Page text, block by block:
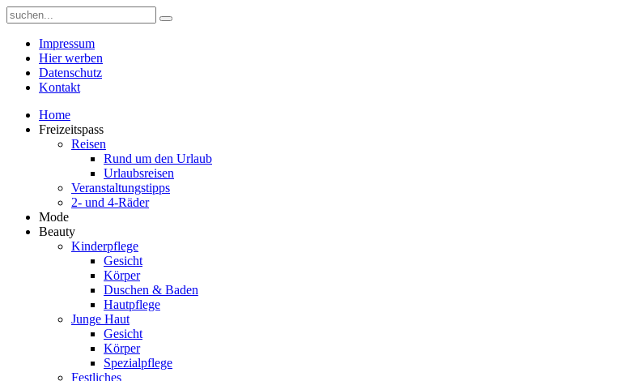
Impressum
Hier werben
Datenschutz
Kontakt
Home
Freizeitspass
Reisen
Rund um den Urlaub
Urlaubsreisen
Veranstaltungstipps
2- und 4-Räder
Mode
Beauty
Kinderpflege
Gesicht
Körper
Duschen & Baden
Hautpflege
Junge Haut
Gesicht
Körper
Spezialpflege
Festliches